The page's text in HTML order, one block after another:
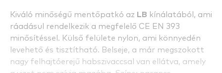
Kiváló minőségű mentőpatkó az LB kínálatából, ami
ráadásul rendelkezik a megfelelő CE EN 393
minősítéssel. Külső felülete nylon, ami könnyedén
levehető és tisztítható. Belseje, a már megszokott
nagy felhajtóerejű habszivaccsal van ellátva, amely